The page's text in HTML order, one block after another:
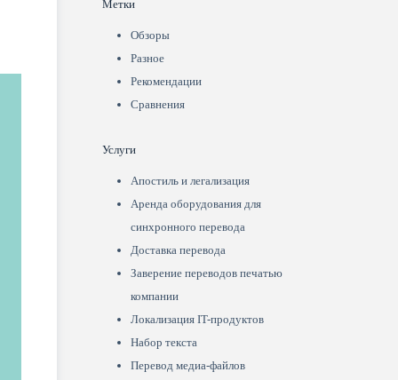
Метки
Обзоры
Разное
Рекомендации
Сравнения
Услуги
Апостиль и легализация
Аренда оборудования для
синхронного перевода
Доставка перевода
Заверение переводов печатью
компании
Локализация IT-продуктов
Набор текста
Перевод медиа-файлов